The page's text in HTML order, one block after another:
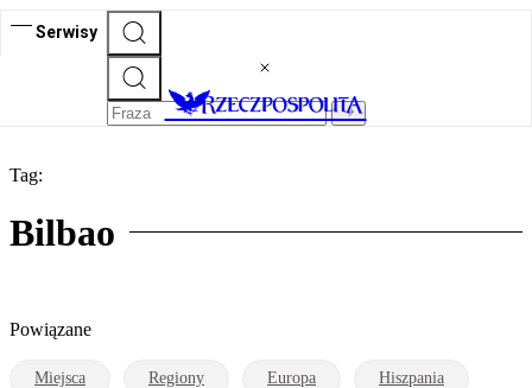
Serwisy
Tag:
Bilbao
Powiązane
Miejsca Regiony Europa Hiszpania